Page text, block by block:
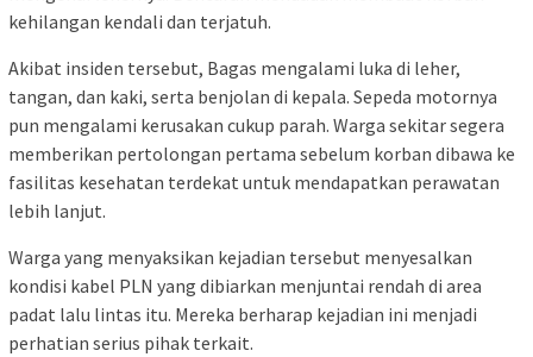
kehilangan kendali dan terjatuh.
Akibat insiden tersebut, Bagas mengalami luka di leher,
tangan, dan kaki, serta benjolan di kepala. Sepeda motornya
pun mengalami kerusakan cukup parah. Warga sekitar segera
memberikan pertolongan pertama sebelum korban dibawa ke
fasilitas kesehatan terdekat untuk mendapatkan perawatan
lebih lanjut.
Warga yang menyaksikan kejadian tersebut menyesalkan
kondisi kabel PLN yang dibiarkan menjuntai rendah di area
padat lalu lintas itu. Mereka berharap kejadian ini menjadi
perhatian serius pihak terkait.